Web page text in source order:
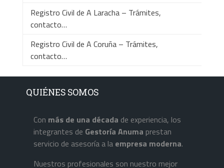
Registro Civil de A Laracha – Trámites,
contacto…
Registro Civil de A Coruña – Trámites,
contacto…
QUIÉNES SOMOS
Con más de una década de experiencia, los
integrantes de Gestoría Anuma prestan
servicio de asesoría a la empresa moderna.
Nuestros profesionales son nuestro mejor